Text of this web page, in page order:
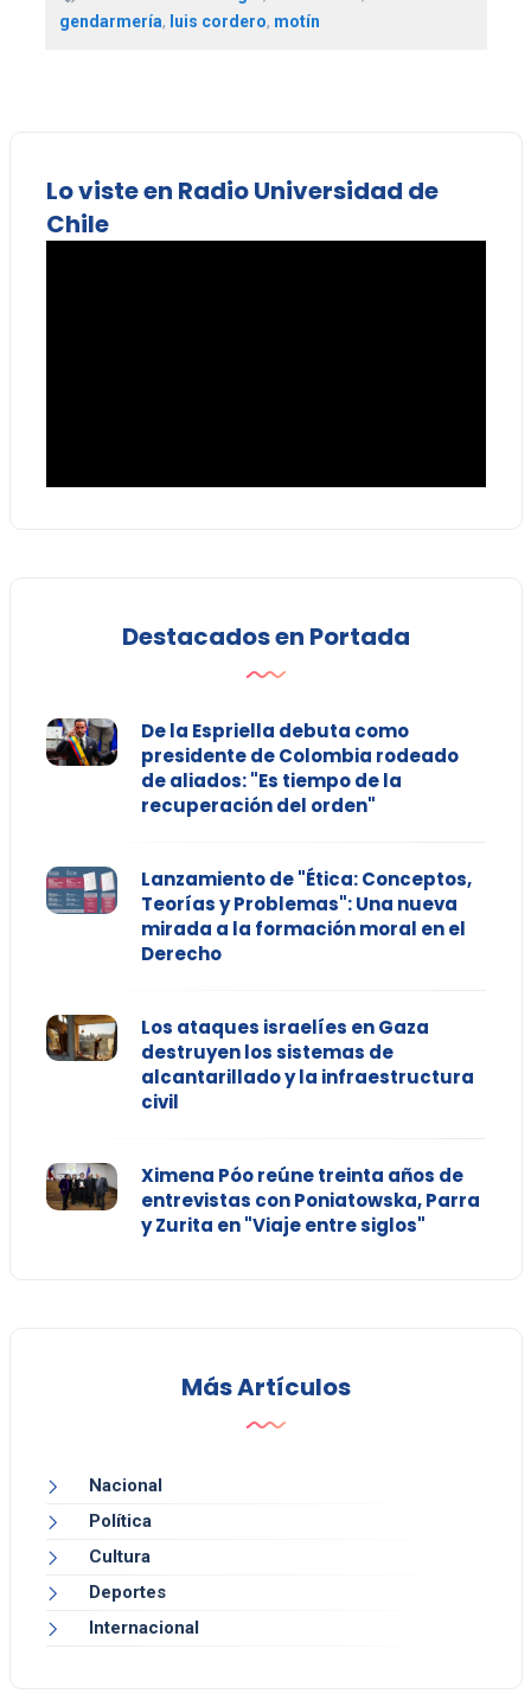
gendarmería, luis cordero, motín
Lo viste en Radio Universidad de
Chile
Destacados en Portada
De la Espriella debuta como
presidente de Colombia rodeado
de aliados: "Es tiempo de la
recuperación del orden"
Lanzamiento de "Ética: Conceptos,
Teorías y Problemas": Una nueva
mirada a la formación moral en el
Derecho
Los ataques israelíes en Gaza
destruyen los sistemas de
alcantarillado y la infraestructura
civil
Ximena Póo reúne treinta años de
entrevistas con Poniatowska, Parra
y Zurita en "Viaje entre siglos"
Más Artículos
Nacional
Política
Cultura
Deportes
Internacional